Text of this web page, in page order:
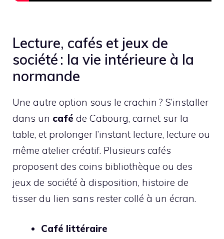
Lecture, cafés et jeux de
société : la vie intérieure à la
normande
Une autre option sous le crachin ? S’installer
dans un café de Cabourg, carnet sur la
table, et prolonger l’instant lecture, lecture ou
même atelier créatif. Plusieurs cafés
proposent des coins bibliothèque ou des
jeux de société à disposition, histoire de
tisser du lien sans rester collé à un écran.
Café littéraire